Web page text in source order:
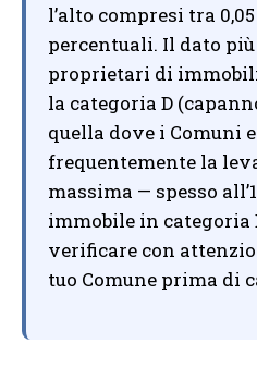
l’alto compresi tra
percentuali. Il dato
proprietari di
la categoria D
quella dove i Comuni
frequentemente la
massima — spesso
immobile in categoria
verificare con
tuo Comune prima di